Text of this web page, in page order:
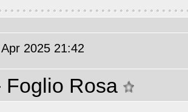
2025 21:42
Foglio Rosa